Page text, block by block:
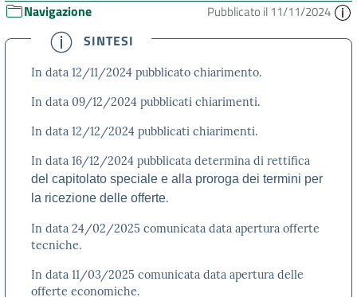
Navigazione Pubblicato il 11/11/2024
SINTESI
In data 12/11/2024 pubblicato chiarimento.
In data 09/12/2024 pubblicati chiarimenti.
In data 12/12/2024 pubblicati chiarimenti.
In data 16/12/2024 pubblicata determina di rettifica
del capitolato speciale e alla proroga dei termini per
la ricezione delle offerte.
In data 24/02/2025 comunicata data apertura offerte
tecniche.
In data 11/03/2025 comunicata data apertura delle
offerte economiche.